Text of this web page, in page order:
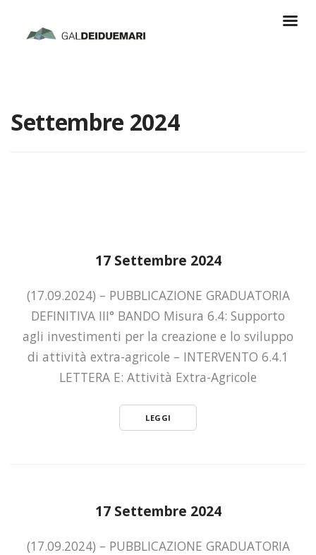
Settembre 2024
17 Settembre 2024
(17.09.2024) – PUBBLICAZIONE GRADUATORIA
DEFINITIVA III° BANDO Misura 6.4: Supporto
agli investimenti per la creazione e lo sviluppo
di attività extra-agricole – INTERVENTO 6.4.1
LETTERA E: Attività Extra-Agricole
LEGGI
17 Settembre 2024
(17.09.2024) – PUBBLICAZIONE GRADUATORIA